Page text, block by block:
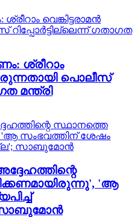
ശ്രീറാം
പൊലീസ്
മന്ത്രി
'ആ
സാബുമോന്‍